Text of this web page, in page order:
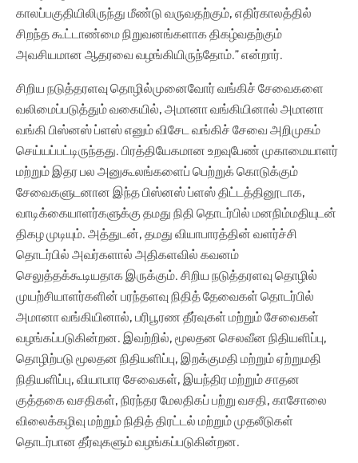
காலப்பகுதியிலிருந்து மீண்டு வருவதற்கும், எதிர்காலத்தில்
சிறந்த கூட்டாண்மை நிறுவனங்களாக திகழ்வதற்கும்
அவசியமான ஆதரவை வழங்கியிருந்தோம்.” என்றார்.
சிறிய நடுத்தரளவு தொழில்முனைவோர் வங்கிச் சேவைகளை
வலிமைப்படுத்தும் வகையில், அமானா வங்கியினால் அமானா
வங்கி பிஸ்னஸ் ப்ளஸ் எனும் விசேட வங்கிச் சேவை அறிமுகம்
செய்யப்பட்டிருந்தது. பிரத்தியேகமான உறவுபேண் முகாமையாளர்
மற்றும் இதர பல அனுகூலங்களைப் பெற்றுக் கொடுக்கும்
சேவைகளுடனான இந்த பிஸ்னஸ் ப்ளஸ் திட்டத்தினூடாக,
வாடிக்கையாளர்களுக்கு தமது நிதி தொடர்பில் மனநிம்மதியுடன்
திகழ முடியும். அத்துடன், தமது வியாபாரத்தின் வளர்ச்சி
தொடர்பில் அவர்களால் அதிகளவில் கவனம்
செலுத்தக்கூடியதாக இருக்கும். சிறிய நடுத்தரளவு தொழில்
முயற்சியாளர்களின் பரந்தளவு நிதித் தேவைகள் தொடர்பில்
அமானா வங்கியினால், பரிபூரண தீர்வுகள் மற்றும் சேவைகள்
வழங்கப்படுகின்றன. இவற்றில், மூலதன செலவீன நிதியளிப்பு,
தொழிற்படு மூலதன நிதியளிப்பு, இறக்குமதி மற்றும் ஏற்றுமதி
நிதியளிப்பு, வியாபார சேவைகள், இயந்திர மற்றும் சாதன
குத்தகை வசதிகள், நிரந்தர மேலதிகப் பற்று வசதி, காசோலை
விலைக்கழிவு மற்றும் நிதித் திரட்டல் மற்றும் முதலீடுகள்
தொடர்பான தீர்வுகளும் வழங்கப்படுகின்றன.